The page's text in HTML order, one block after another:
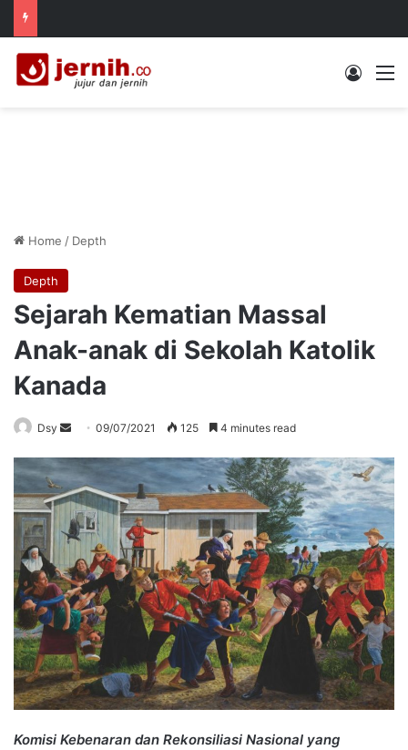
Log In
Home / Depth
Depth
Sejarah Kematian Massal
Anak-anak di Sekolah Katolik
Kanada
Dsy
Send09/07/2021 125 4 minutes read
Komisi Kebenaran dan Rekonsiliasi Nasional yang